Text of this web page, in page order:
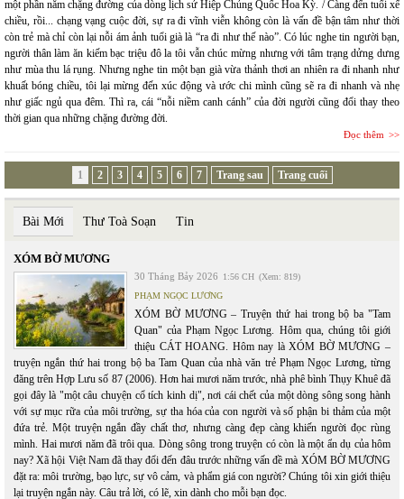
một phần năm chặng đường của dòng lịch sử Hiệp Chủng Quốc Hoa Kỳ. / Càng đến tuổi xế
chiều, rồi... chạng vạng cuộc đời, sự ra đi vĩnh viễn không còn là vấn đề bận tâm như thời
còn trẻ mà chỉ còn lại nỗi ám ảnh tuổi già là “ra đi như thế nào”. Có lúc nghe tin người bạn,
người thân làm ăn kiếm bạc triệu đô la tôi vẫn chúc mừng nhưng với tâm trạng dửng dưng
như mùa thu lá rụng. Nhưng nghe tin một bạn già vừa thảnh thơi an nhiên ra đi nhanh như
khuất bóng chiều, tôi lại mừng đến xúc động và ước chi mình cũng sẽ ra đi nhanh và nhẹ
như giấc ngủ qua đêm. Thì ra, cái “nỗi niềm canh cánh” của đời người cũng đổi thay theo
thời gian qua những chặng đường đời.
Đọc thêm
1 2 3 4 5 6 7 Trang sau Trang cuối
Bài Mới Thư Toà Soạn Tin
XÓM BỜ MƯƠNG
30 Tháng Bảy 2026 1:56 CH (Xem: 819)
PHẠM NGỌC LƯƠNG
XÓM BỜ MƯƠNG – Truyện thứ hai trong bộ ba "Tam
Quan" của Phạm Ngọc Lương. Hôm qua, chúng tôi giới
thiệu CÁT HOANG. Hôm nay là XÓM BỜ MƯƠNG –
truyện ngắn thứ hai trong bộ ba Tam Quan của nhà văn trẻ Phạm Ngọc Lương, từng
đăng trên Hợp Lưu số 87 (2006). Hơn hai mươi năm trước, nhà phê bình Thụy Khuê đã
gọi đây là "một câu chuyện cổ tích kinh dị", nơi cái chết của một dòng sông song hành
với sự mục rữa của môi trường, sự tha hóa của con người và số phận bi thảm của một
đứa trẻ. Một truyện ngắn đầy chất thơ, nhưng càng đẹp càng khiến người đọc rùng
mình. Hai mươi năm đã trôi qua. Dòng sông trong truyện có còn là một ẩn dụ của hôm
nay? Xã hội Việt Nam đã thay đổi đến đâu trước những vấn đề mà XÓM BỜ MƯƠNG
đặt ra: môi trường, bạo lực, sự vô cảm, và phẩm giá con người? Chúng tôi xin giới thiệu
lại truyện ngắn này. Câu trả lời, có lẽ, xin dành cho mỗi bạn đọc.